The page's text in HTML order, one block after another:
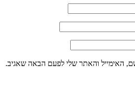
האימייל והאתר שלי לפעם הבאה שאגיב.